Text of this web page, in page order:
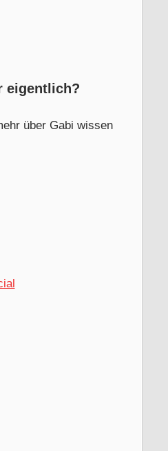
eigentlich?
über Gabi wissen